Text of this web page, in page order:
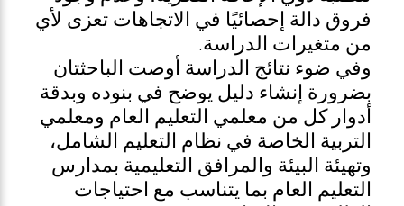
فروق دالة إحصائيًا في الاتجاهات تعزى لأي
من متغيرات الدراسة.
وفي ضوء نتائج الدراسة أوصت الباحثتان
بضرورة إنشاء دليل يوضح في بنوده وبدقة
أدوار كل من معلمي التعليم العام ومعلمي
التربية الخاصة في نظام التعليم الشامل،
وتهيئة البيئة والمرافق التعليمية بمدارس
التعليم العام بما يتناسب مع احتياجات